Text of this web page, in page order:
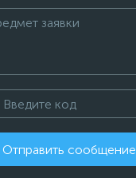
Отправить сообщение